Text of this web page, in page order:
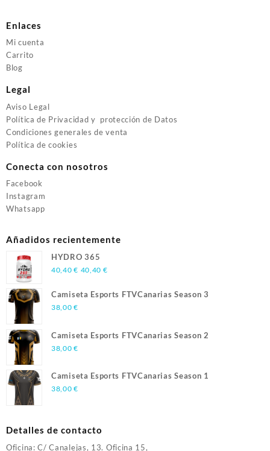
Enlaces
Mi cuenta
Carrito
Blog
Legal
Aviso Legal
Política de Privacidad y protección de Datos
Condiciones generales de venta
Política de cookies
Conecta con nosotros
Facebook
Instagram
Whatsapp
Añadidos recientemente
HYDRO 365
40,40€ 40,40 €
Camiseta Esports FTVCanarias Season 3
38,00€
Camiseta Esports FTVCanarias Season 2
38,00€
Camiseta Esports FTVCanarias Season 1
38,00€
Detalles de contacto
Oficina: C/ Canalejas, 13. Oficina 15,